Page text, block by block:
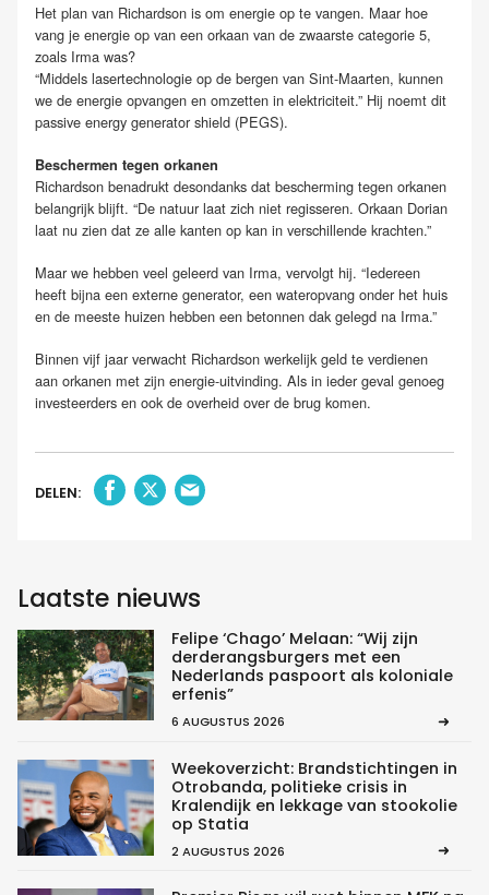
Het plan van Richardson is om energie op te vangen. Maar hoe
vang je energie op van een orkaan van de zwaarste categorie 5,
zoals Irma was?
“Middels lasertechnologie op de bergen van Sint-Maarten, kunnen
we de energie opvangen en omzetten in elektriciteit.” Hij noemt dit
passive energy generator shield (PEGS).
Beschermen tegen orkanen
Richardson benadrukt desondanks dat bescherming tegen orkanen
belangrijk blijft. “De natuur laat zich niet regisseren. Orkaan Dorian
laat nu zien dat ze alle kanten op kan in verschillende krachten.”
Maar we hebben veel geleerd van Irma, vervolgt hij. “Iedereen
heeft bijna een externe generator, een wateropvang onder het huis
en de meeste huizen hebben een betonnen dak gelegd na Irma.”
Binnen vijf jaar verwacht Richardson werkelijk geld te verdienen
aan orkanen met zijn energie-uitvinding. Als in ieder geval genoeg
investeerders en ook de overheid over de brug komen.
DELEN:
Laatste nieuws
Felipe ‘Chago’ Melaan: “Wij zijn
derderangsburgers met een
Nederlands paspoort als koloniale
erfenis”
6 AUGUSTUS 2026
Weekoverzicht: Brandstichtingen in
Otrobanda, politieke crisis in
Kralendijk en lekkage van stookolie
op Statia
2 AUGUSTUS 2026